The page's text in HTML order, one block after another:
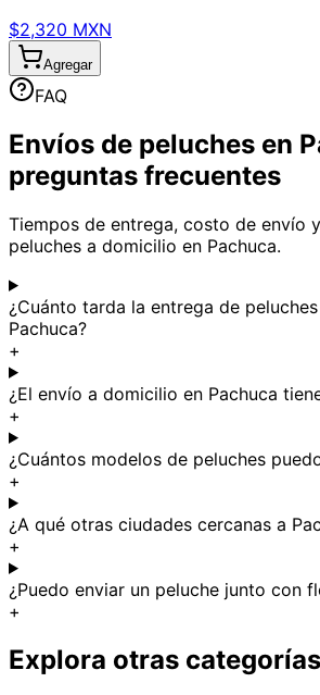
$2,320 MXN
Agregar
FAQ
Envíos de peluches en
preguntas frecuentes
Tiempos de entrega, costo de envío
peluches a domicilio en Pachuca.
¿Cuánto tarda la entrega de
Pachuca?
+
¿El envío a domicilio en Pachuca
+
¿Cuántos modelos de peluches
+
¿A qué otras ciudades cercanas a
+
¿Puedo enviar un peluche junto con
+
Explora otras categorías